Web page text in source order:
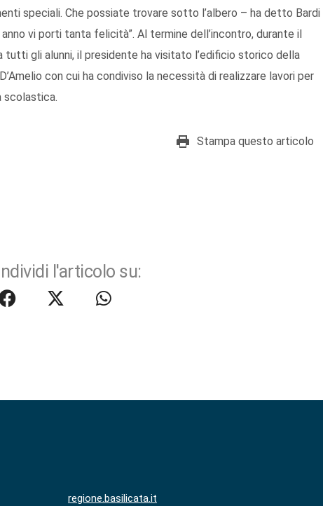
speciali. Che possiate trovare sotto l’albero – ha detto Bardi
vi porti tanta felicità”. Al termine dell’incontro, durante il
gli alunni, il presidente ha visitato l’edificio storico della
con cui ha condiviso la necessità di realizzare lavori per
scolastica.
Stampa questo articolo
l'articolo su:
regione.basilicata.it